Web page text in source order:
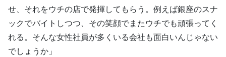
せ、それをウチの店で発揮してもらう。例えば銀座のスナ
ックでバイトしつつ、その笑顔でまたウチでも頑張ってく
れる。そんな女性社員が多くいる会社も面白いんじゃない
でしょうか」